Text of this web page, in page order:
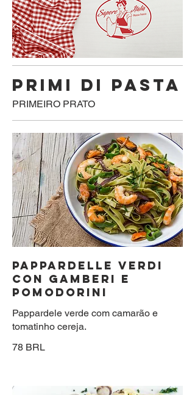
PRIMI DI PASTA
PRIMEIRO PRATO
PAPPARDELLE VERDI
CON GAMBERI E
POMODORINI
Pappardele verde com camarão e
tomatinho cereja.
78 BRL